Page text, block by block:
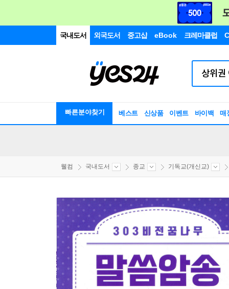
국내도서 외국도서 중고샵 eBook 크레마클럽
빠른분야찾기 베스트 신상품 이벤트 바이백 매
웰컴 국내도서 종교 기독교(개신교)